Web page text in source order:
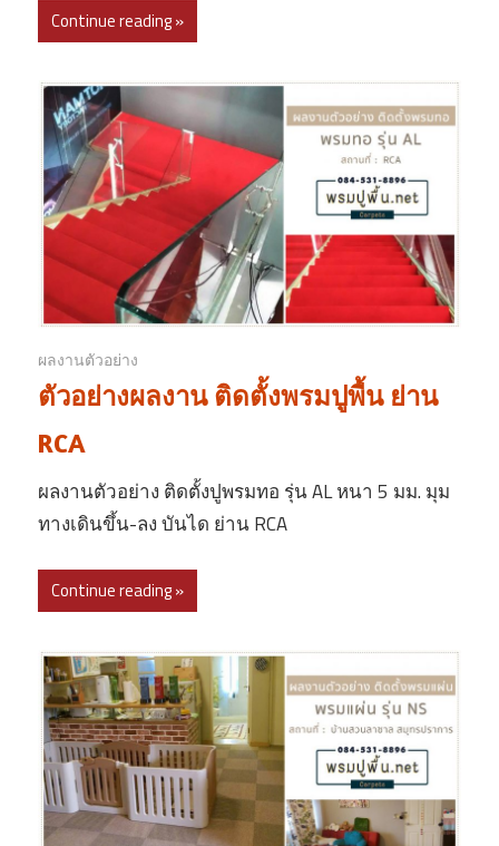
Continue reading »
ผลงานตัวอย่าง
ตัวอย่างผลงาน ติดตั้งพรมปูพื้น ย่าน
RCA
ผลงานตัวอย่าง ติดตั้งปูพรมทอ รุ่น AL หนา 5 มม. มุม
ทางเดินขึ้น-ลง บันได ย่าน RCA
Continue reading »